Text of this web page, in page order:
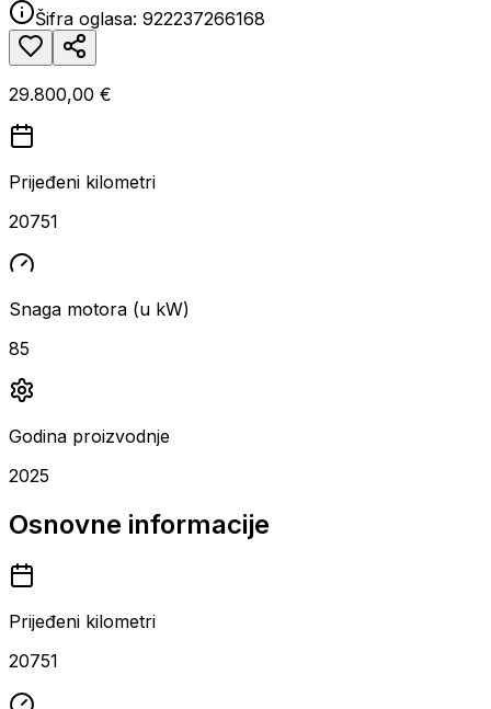
Šifra oglasa: 922237266168
29.800,00 €
Prijeđeni kilometri
20751
Snaga motora (u kW)
85
Godina proizvodnje
2025
Osnovne informacije
Prijeđeni kilometri
20751